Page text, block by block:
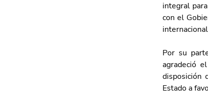
integral
con el
Por su
agradeció
disposición
Estado a